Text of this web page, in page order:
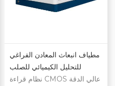
مع التحكم الكامل بالكمبيوتر
مطياف انبعاث المعادن الفراغي
للتحليل الكيميائي للصلب
نظام قراءة CMOS عالي الدقة